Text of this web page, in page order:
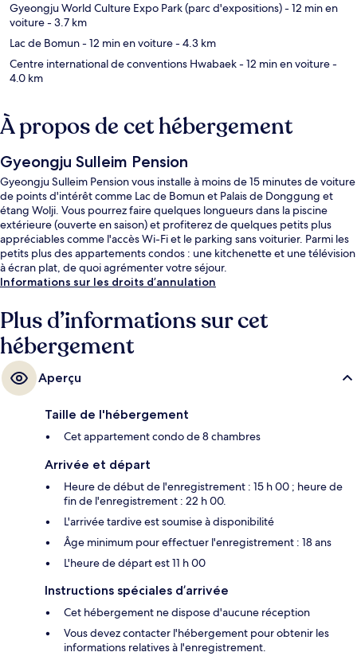
Gyeongju World Culture Expo Park (parc d'expositions)- 12 min en
voiture- 3.7 km
Lac de Bomun- 12 min en voiture- 4.3 km
Centre international de conventions Hwabaek- 12 min en voiture-
4.0 km
À propos de cet hébergement
Gyeongju Sulleim Pension
Gyeongju Sulleim Pension vous installe à moins de 15 minutes de voiture
de points d'intérêt comme Lac de Bomun et Palais de Donggung et
étang Wolji. Vous pourrez faire quelques longueurs dans la piscine
extérieure (ouverte en saison) et profiterez de quelques petits plus
appréciables comme l'accès Wi-Fi et le parking sans voiturier. Parmi les
petits plus des appartements condos : une kitchenette et une télévision
à écran plat, de quoi agrémenter votre séjour.
Informations sur les droits d’annulation
Plus d’informations sur cet
hébergement
Aperçu
Taille de l'hébergement
Cet appartement condo de 8 chambres
Arrivée et départ
Heure de début de l'enregistrement : 15 h 00 ; heure de
fin de l'enregistrement : 22 h 00.
L'arrivée tardive est soumise à disponibilité
Âge minimum pour effectuer l'enregistrement : 18 ans
L'heure de départ est 11 h 00
Instructions spéciales d’arrivée
Cet hébergement ne dispose d'aucune réception
Vous devez contacter l'hébergement pour obtenir les
informations relatives à l'enregistrement.